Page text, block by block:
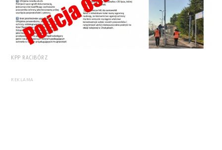
KPP RACIBÓRZ
REKLAMA